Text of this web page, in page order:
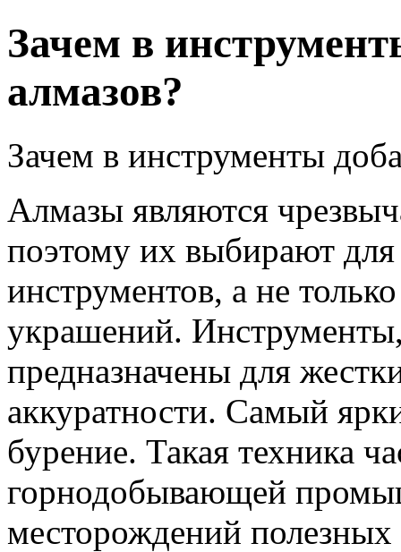
Зачем в
алмазов?
Зачем в инструменты
Алмазы являются
поэтому их выбирают для
инструментов, а не
украшений.
предназначены для
аккуратности. Самый
бурение. Такая техника
горнодобывающей
месторождений